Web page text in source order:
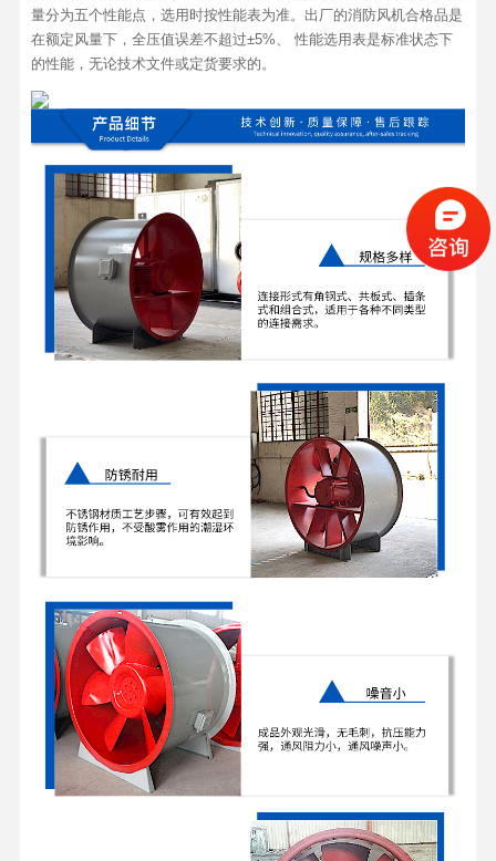
量分为五个性能点，选用时按性能表为准。出厂的消防风机合格品是
在额定风量下，全压值误差不超过±5%、 性能选用表是标准状态下
的性能，无论技术文件或定货要求的。